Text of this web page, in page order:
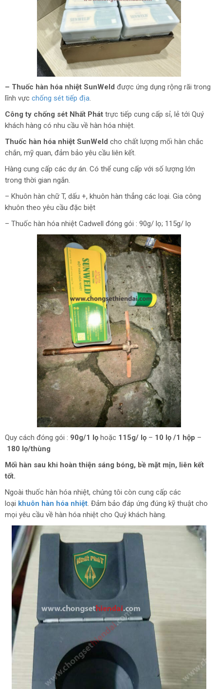
– Thuốc hàn hóa nhiệt SunWeld được ứng dụng rộng rãi trong
lĩnh vực chống sét tiếp địa.
Công ty chống sét Nhất Phát trực tiếp cung cấp sỉ, lẻ tới Quý
khách hàng có nhu cầu về hàn hóa nhiệt.
Thuốc hàn hóa nhiệt SunWeld cho chất lượng mối hàn chắc
chắn, mỹ quan, đảm bảo yêu cầu liên kết.
Hàng cung cấp các dự án. Có thể cung cấp với số lượng lớn
trong thời gian ngắn.
– Khuôn hàn chữ T, dấu +, khuôn hàn thẳng các loại. Gia công
khuôn theo yêu cầu đặc biệt
– Thuốc hàn hóa nhiệt Cadwell đóng gói : 90g/ lọ; 115g/ lọ
Quy cách đóng gói : 90g/1 lọ hoặc 115g/ lọ – 10 lọ /1 hộp –
180 lọ/thùng
Mối hàn sau khi hoàn thiện sáng bóng, bề mặt mịn, liên kết
tốt.
Ngoài thuốc hàn hóa nhiệt, chúng tôi còn cung cấp các
loại khuôn hàn hóa nhiệt. Đảm bảo đáp ứng đúng kỹ thuật cho
mọi yêu cầu về hàn hóa nhiệt cho Quý khách hàng.